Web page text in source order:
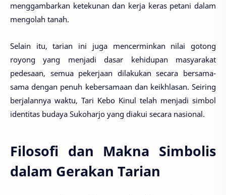
menggambarkan ketekunan dan kerja keras petani dalam
mengolah tanah.
Selain itu, tarian ini juga mencerminkan nilai gotong
royong yang menjadi dasar kehidupan masyarakat
pedesaan, semua pekerjaan dilakukan secara bersama-
sama dengan penuh kebersamaan dan keikhlasan. Seiring
berjalannya waktu, Tari Kebo Kinul telah menjadi simbol
identitas budaya Sukoharjo yang diakui secara nasional.
Filosofi dan Makna Simbolis
dalam Gerakan Tarian